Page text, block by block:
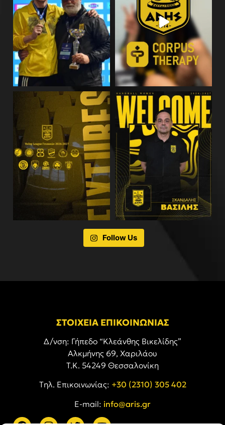
Follow Us
ΣΤΟΙΧΕΙΑ ΕΠΙΚΟΙΝΩΝΙΑΣ
Δ/νση: Γήπεδο “Κλεάνθης Βικελίδης”
Αλκμήνης 69, Χαριλάου
Τ.Κ. 54249 Θεσσαλονίκη
Tηλ. Επικοινωνίας: +30 (2310) 305 402
E-mail: info@aris.gr